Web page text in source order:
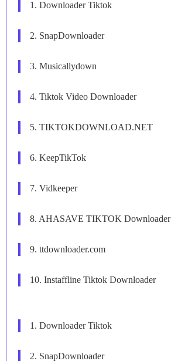
1. Downloader Tiktok
2. SnapDownloader
3. Musicallydown
4. Tiktok Video Downloader
5. TIKTOKDOWNLOAD.NET
6. KeepTikTok
7. Vidkeeper
8. AHASAVE TIKTOK Downloader
9. ttdownloader.com
10. Instaffline Tiktok Downloader
1. Downloader Tiktok
2. SnapDownloader